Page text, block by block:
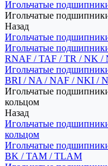
Игольчатые
Игольчатые
Назад
Игольчатые
Игольчатые
RNAF / TAF / TR / NK /
Игольчатые
BRI / NA / NAF / NKI /
Игольчатые
кольцом
Назад
Игольчатые
кольцом
Игольчатые
BK / TAM / TLAM